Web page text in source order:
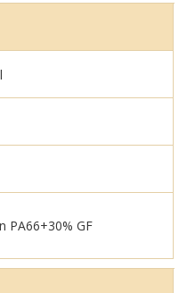
PA66+30% GF